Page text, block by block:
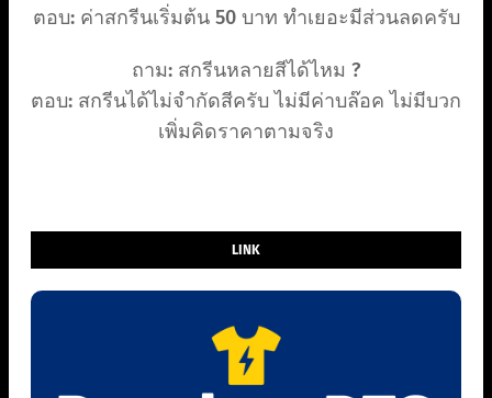
ตอบ: ค่าสกรีนเริ่มต้น 50 บาท ทำเยอะมีส่วนลดครับ
ถาม: สกรีนหลายสีได้ไหม ?
ตอบ: สกรีนได้ไม่จำกัดสีครับ ไม่มีค่าบล๊อค ไม่มีบวก
เพิ่มคิดราคาตามจริง
LINK